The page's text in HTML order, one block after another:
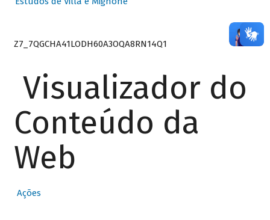
Z7_7QGCHA41LODH60A3OQA8RN14Q1
Visualizador do
Conteúdo da
Web
Ações